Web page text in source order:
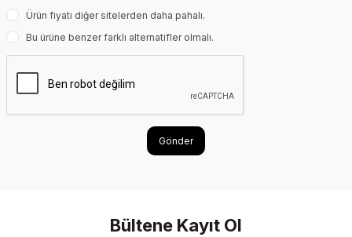
Ürün fiyatı diğer sitelerden daha pahalı.
Bu ürüne benzer farklı alternatifler olmalı.
Gönder
Bültene Kayıt Ol